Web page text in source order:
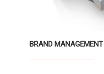
BRAND MANAGEMENT